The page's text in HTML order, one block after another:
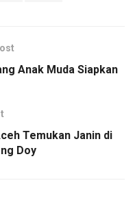
Anak Muda Siapkan
Temukan Janin di
Doy